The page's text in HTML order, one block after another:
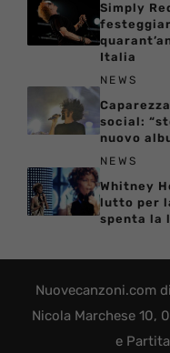
Simply
Italia
NEWS
social:
nuovo
NEWS
Whitney
lutto per
spenta la
Nuovecanzoni.com
Nicola Marchese 10,
e